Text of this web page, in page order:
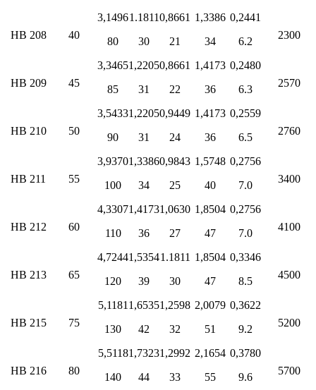
ΗΒ 208 40
3,1496
80
1.1811
30
0,8661
21
1,3386
34
0,2441
6.2
2300
ΗΒ 209 45
3,3465
85
1,2205
31
0,8661
22
1,4173
36
0,2480
6.3
2570
ΗΒ 210 50
3,5433
90
1,2205
31
0,9449
24
1,4173
36
0,2559
6.5
2760
ΗΒ 211 55
3,9370
100
1,3386
34
0,9843
25
1,5748
40
0,2756
7.0
3400
ΗΒ 212 60
4,3307
110
1,4173
36
1,0630
27
1,8504
47
0,2756
7.0
4100
ΗΒ 213 65
4,7244
120
1,5354
39
1.1811
30
1,8504
47
0,3346
8.5
4500
ΗΒ 215 75
5,1181
130
1,6535
42
1,2598
32
2,0079
51
0,3622
9.2
5200
ΗΒ 216 80
5,5118
140
1,7323
44
1,2992
33
2,1654
55
0,3780
9.6
5700